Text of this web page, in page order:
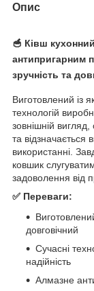
Опис
🥣 Ківш
антипригарним
зручність та
Виготовлений із
технологій
зовнішній
та відзначається
використанні.
ковшик
задоволення від
✅ Переваги:
довговічний
Сучасні
надійність
Алмазне